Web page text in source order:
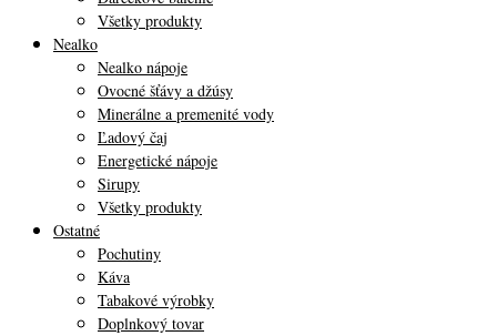
Všetky produkty
Nealko
Nealko nápoje
Ovocné šťávy a džúsy
Minerálne a premenité vody
Ľadový čaj
Energetické nápoje
Sirupy
Všetky produkty
Ostatné
Pochutiny
Káva
Tabakové výrobky
Doplnkový tovar